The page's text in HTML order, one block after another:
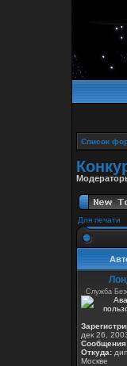
Список
Для печати
Служба
дек 26,
Откуда:
Москве